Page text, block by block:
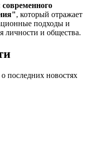
, который отражает
подходы и
личности и общества.
последних новостях